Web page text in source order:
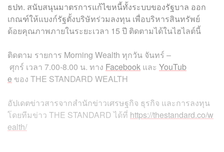
ธปท. สนับสนุนมาตรการแก้ไขหนี้ทั้งระบบของรัฐบาล ออก
เกณฑ์ให้แบงก์รัฐตั้งบริษัทร่วมลงทุน เพื่อบริหารสินทรัพย์
ด้อยคุณภาพภายในระยะเวลา 15 ปี ติดตามได้ในไฮไลต์นี้
ติดตาม รายการ Morning Wealth ทุกวัน จันทร์ –
ศุกร์ เวลา 7.00-8.00 น. ทาง Facebook และ YouTub
e ของ THE STANDARD WEALTH
อัปเดตข่าวสารจากสำนักข่าวเศรษฐกิจ ธุรกิจ และการลงทุน
โดยทีมข่าว THE STANDARDได้ที่ https://thestandard.co/w
ealth/